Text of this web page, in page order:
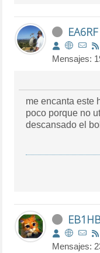
EA6RF
Mensajes:
me encanta este
poco porque no
descansado el
Mensajes: